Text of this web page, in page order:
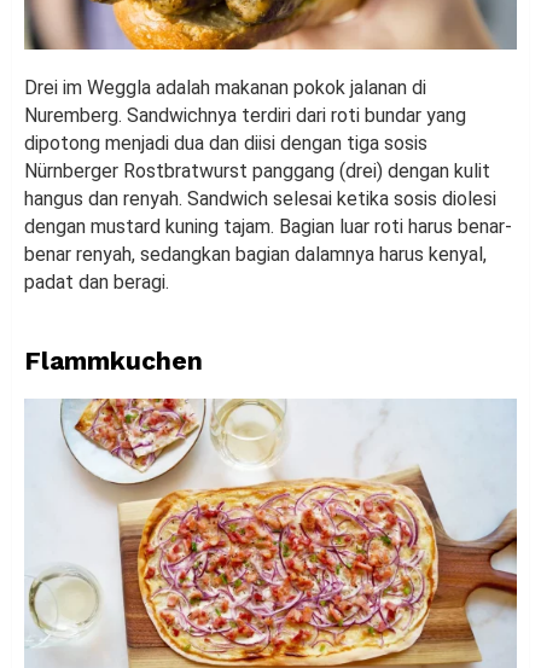
Drei im Weggla adalah makanan pokok jalanan di
Nuremberg. Sandwichnya terdiri dari roti bundar yang
dipotong menjadi dua dan diisi dengan tiga sosis
Nürnberger Rostbratwurst panggang (drei) dengan kulit
hangus dan renyah. Sandwich selesai ketika sosis diolesi
dengan mustard kuning tajam. Bagian luar roti harus benar-
benar renyah, sedangkan bagian dalamnya harus kenyal,
padat dan beragi.
Flammkuchen